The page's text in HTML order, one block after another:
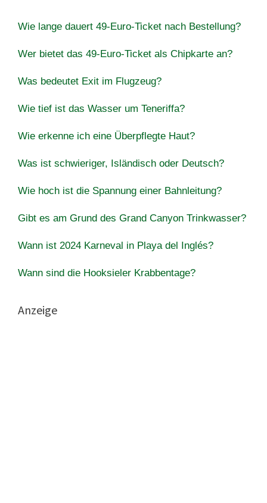
Wie lange dauert 49-Euro-Ticket nach Bestellung?
Wer bietet das 49-Euro-Ticket als Chipkarte an?
Was bedeutet Exit im Flugzeug?
Wie tief ist das Wasser um Teneriffa?
Wie erkenne ich eine Überpflegte Haut?
Was ist schwieriger, Isländisch oder Deutsch?
Wie hoch ist die Spannung einer Bahnleitung?
Gibt es am Grund des Grand Canyon Trinkwasser?
Wann ist 2024 Karneval in Playa del Inglés?
Wann sind die Hooksieler Krabbentage?
Anzeige